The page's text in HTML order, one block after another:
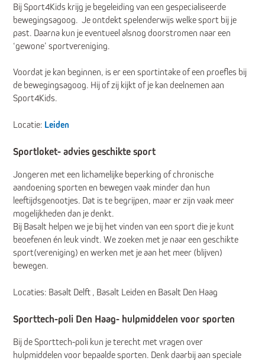
Bij Sport4Kids krijg je begeleiding van een gespecialiseerde
bewegingsagoog. Je ontdekt spelenderwijs welke sport bij je
past. Daarna kun je eventueel alsnog doorstromen naar een
‘gewone’ sportvereniging.
Voordat je kan beginnen, is er een sportintake of een proefles bij
de bewegingsagoog. Hij of zij kijkt of je kan deelnemen aan
Sport4Kids.
Locatie: Leiden
Sportloket- advies geschikte sport
Jongeren met een lichamelijke beperking of chronische
aandoening sporten en bewegen vaak minder dan hun
leeftijdsgenootjes. Dat is te begrijpen, maar er zijn vaak meer
mogelijkheden dan je denkt.
Bij Basalt helpen we je bij het vinden van een sport die je kunt
beoefenen én leuk vindt. We zoeken met je naar een geschikte
sport(vereniging) en werken met je aan het meer (blijven)
bewegen.
Locaties: Basalt Delft , Basalt Leiden en Basalt Den Haag
Sporttech-poli Den Haag- hulpmiddelen voor sporten
Bij de Sporttech-poli kun je terecht met vragen over
hulpmiddelen voor bepaalde sporten. Denk daarbij aan speciale